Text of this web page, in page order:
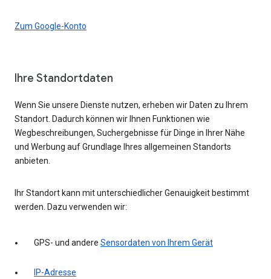
Zum Google-Konto
Ihre Standortdaten
Wenn Sie unsere Dienste nutzen, erheben wir Daten zu Ihrem
Standort. Dadurch können wir Ihnen Funktionen wie
Wegbeschreibungen, Suchergebnisse für Dinge in Ihrer Nähe
und Werbung auf Grundlage Ihres allgemeinen Standorts
anbieten.
Ihr Standort kann mit unterschiedlicher Genauigkeit bestimmt
werden. Dazu verwenden wir:
GPS- und andere Sensordaten von Ihrem Gerät
IP-Adresse